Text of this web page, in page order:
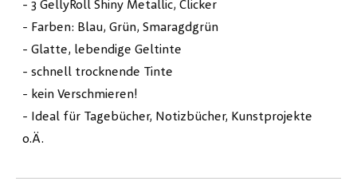
- 3 GellyRoll Shiny Metallic, Clicker
- Farben: Blau, Grün, Smaragdgrün
- Glatte, lebendige Geltinte
- schnell trocknende Tinte
- kein Verschmieren!
- Ideal für Tagebücher, Notizbücher, Kunstprojekte
o.Ä.